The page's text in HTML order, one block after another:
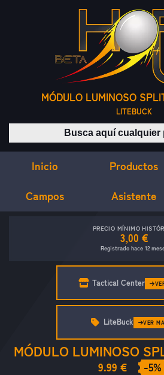
MÓDULO LUMINOSO
LITEBUCK
Buscar
Inicio Productos
Campos Asistente
PRECIO MÍNIMO
3,00 €
Registrado hace 12
Tactical Center
MÓDULO LUMINOSO
9.99 € -5%
LiteBuck VER